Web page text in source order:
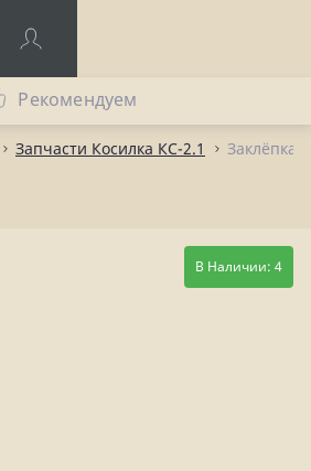
Запчасти Косилка КС-2.1 Заклёпка
Рекомендуем
В Наличии: 4